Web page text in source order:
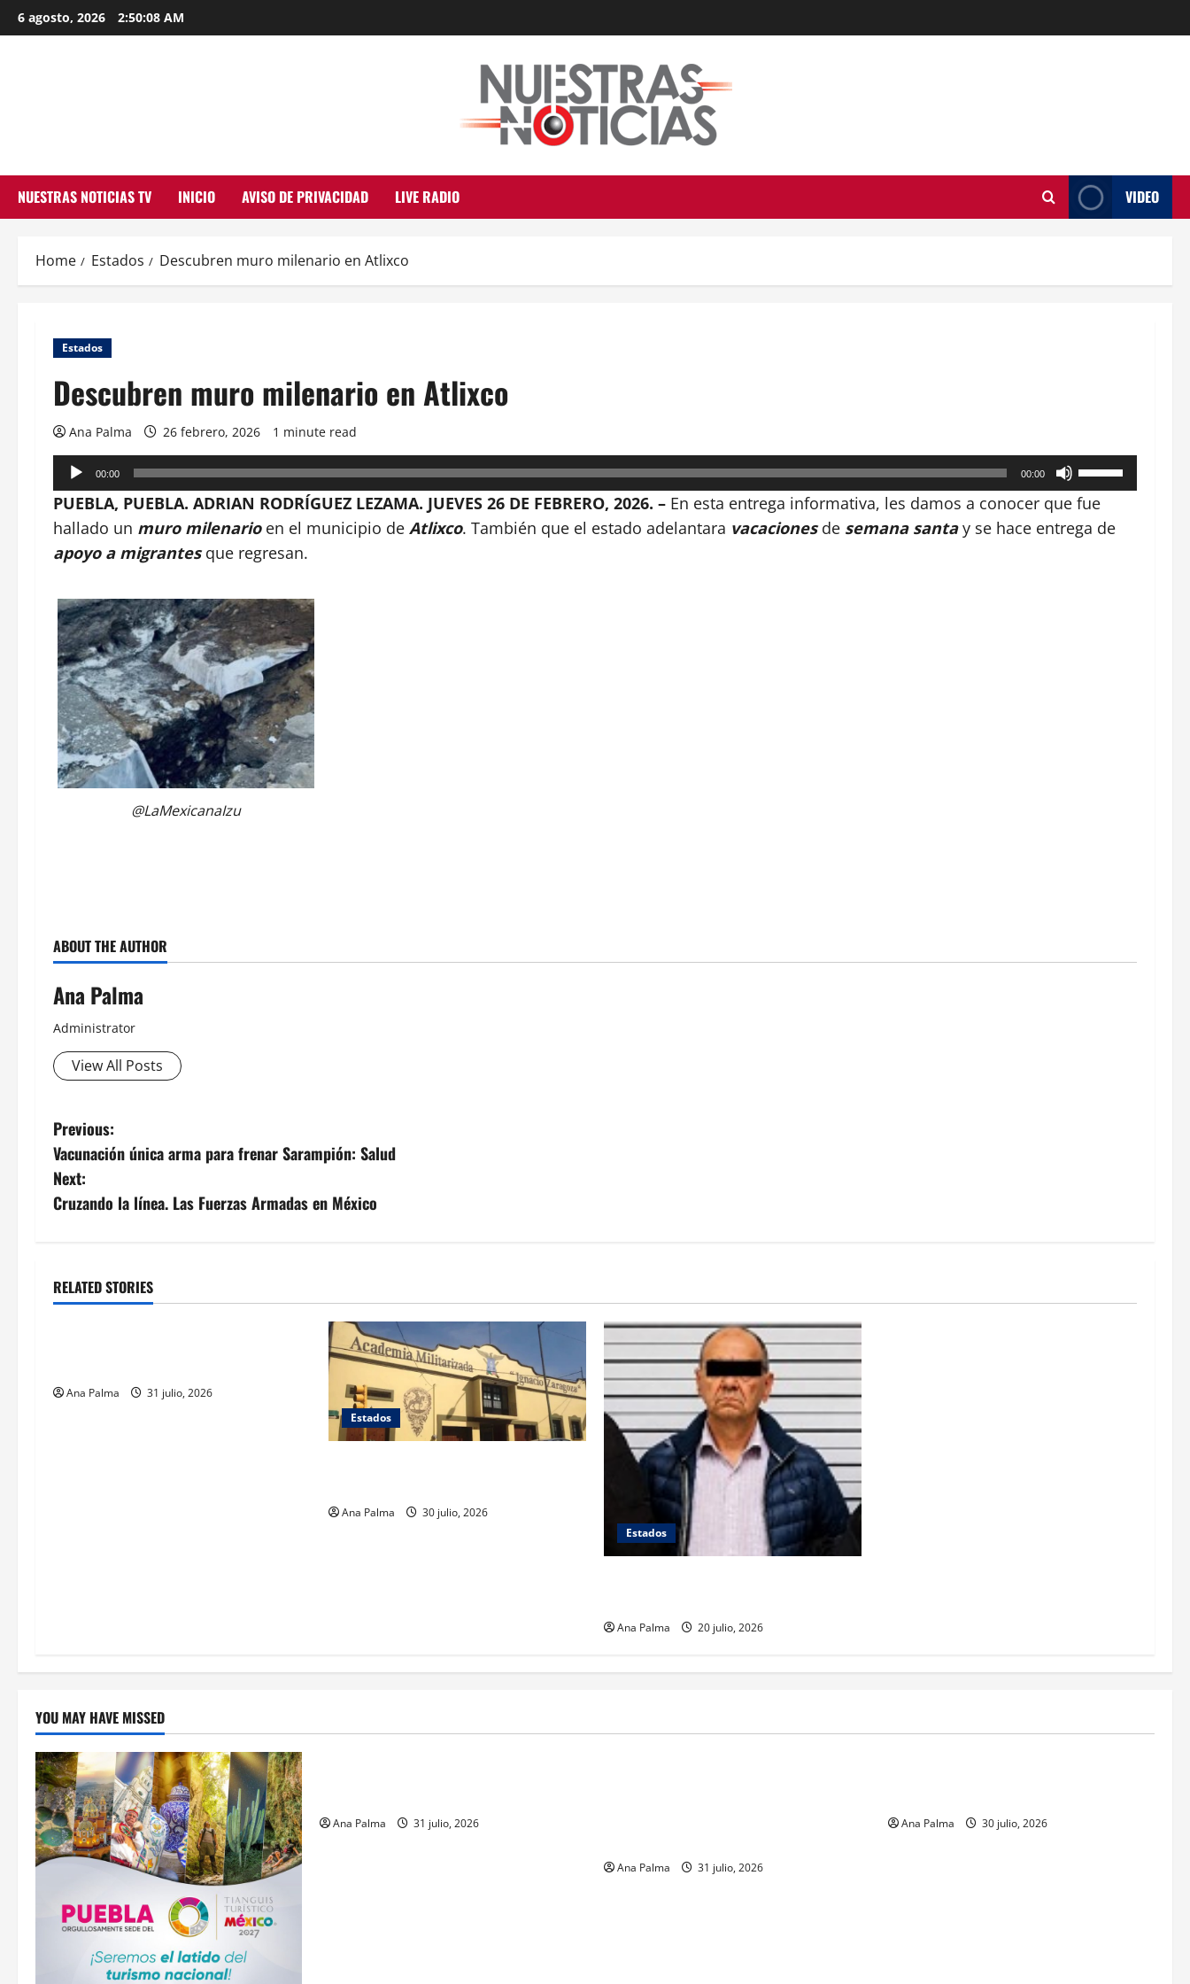
Skip
to
6 agosto, 2026 2:50:09 AM
NUESTRAS NOTICIAS TV INICIO AVISO DE PRIVACIDAD LIVE RADIO VIDEO
Home Estados Descubren muro milenario en Atlixco
Estados
Descubren muro milenario en Atlixco
Ana Palma 26 febrero, 2026 1 minute read
Reproductor
de
audio
00:00 00:00
Utiliza
las
de
PUEBLA, PUEBLA. ADRIAN RODRÍGUEZ LEZAMA. JUEVES 26 DE FEBRERO, 2026. – En esta entrega informativa, les damos a conocer que fue
hallado un muro milenarioen el municipio de Atlixco. También que el estado adelantara vacaciones de semana santay se hace entrega de
apoyo a migrantesque regresan.
@LaMexicanaIzu
ABOUT THE AUTHOR
Ana Palma
Administrator
View All Posts
Post
navigation
Previous:
Vacunación única arma para frenar Sarampión: Salud
Next:
Cruzando la línea. Las Fuerzas Armadas en México
RELATED STORIES
Estados
Ana Palma
31 julio, 2026
Estados
Ana Palma
30 julio, 2026
Estados
Ana Palma 20 julio, 2026
YOU MAY HAVE MISSED
Ana Palma 31 julio, 2026
Ana Palma 31 julio, 2026
Ana Palma 30 julio, 2026